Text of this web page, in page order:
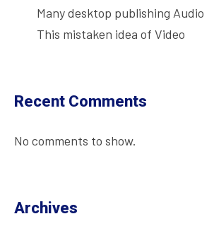
Many desktop publishing Audio
This mistaken idea of Video
Recent Comments
No comments to show.
Archives